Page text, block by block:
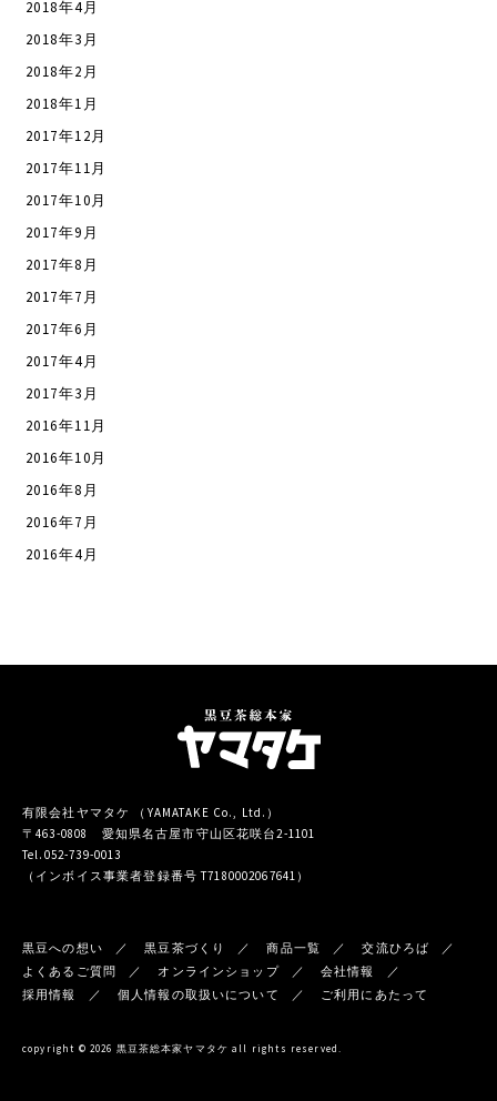
2018年4月
2018年3月
2018年2月
2018年1月
2017年12月
2017年11月
2017年10月
2017年9月
2017年8月
2017年7月
2017年6月
2017年4月
2017年3月
2016年11月
2016年10月
2016年8月
2016年7月
2016年4月
有限会社ヤマタケ （YAMATAKE Co., Ltd.）
〒463-0808 愛知県名古屋市守山区花咲台2-1101
Tel.052-739-0013
（インボイス事業者登録番号 T7180002067641）
黒豆への想い 黒豆茶づくり 商品一覧
交流ひろば
よくあるご質問
オンラインショップ
会社情報
採用情報
個人情報の取扱いについて ご利用にあたって
copyright © 2026 黒豆茶総本家ヤマタケ all rights reserved.